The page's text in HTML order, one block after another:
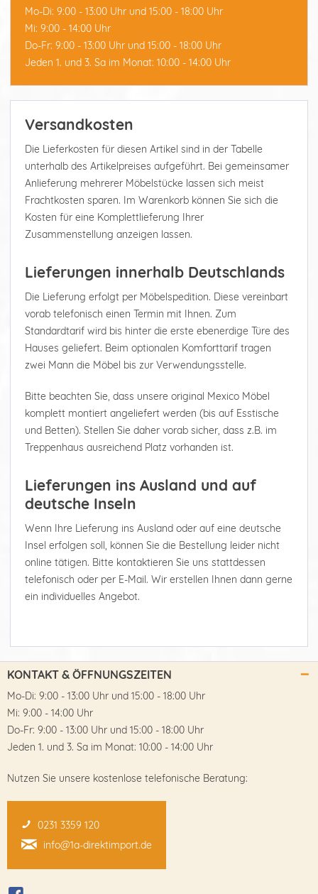
Mo-Di: 9:00 - 13:00 Uhr und 15:00 - 18:00 Uhr
Mi: 9:00 - 14:00 Uhr
Do-Fr: 9:00 - 13:00 Uhr und 15:00 - 18:00 Uhr
Jeden 1. und 3. Sa im Monat: 10:00 - 14:00 Uhr
Versandkosten
Die Lieferkosten für diesen Artikel sind in der Tabelle
unterhalb des Artikelpreises aufgeführt. Bei gemeinsamer
Anlieferung mehrerer Möbelstücke lassen sich meist
Frachtkosten sparen. Im Warenkorb können Sie sich die
Kosten für eine Komplettlieferung Ihrer
Zusammenstellung anzeigen lassen.
Lieferungen innerhalb Deutschlands
Die Lieferung erfolgt per Möbelspedition. Diese vereinbart
vorab telefonisch einen Termin mit Ihnen. Zum
Standardtarif wird bis hinter die erste ebenerdige Türe des
Hauses geliefert. Beim optionalen Komforttarif tragen
zwei Mann die Möbel bis zur Verwendungsstelle.
Bitte beachten Sie, dass unsere original Mexico Möbel
komplett montiert angeliefert werden (bis auf Esstische
und Betten). Stellen Sie daher vorab sicher, dass z.B. im
Treppenhaus ausreichend Platz vorhanden ist.
Lieferungen ins Ausland und auf
deutsche Inseln
Wenn Ihre Lieferung ins Ausland oder auf eine deutsche
Insel erfolgen soll, können Sie die Bestellung leider nicht
online tätigen. Bitte kontaktieren Sie uns stattdessen
telefonisch oder per E-Mail. Wir erstellen Ihnen dann gerne
ein individuelles Angebot.
KONTAKT & ÖFFNUNGSZEITEN
Mo-Di: 9:00 - 13:00 Uhr und 15:00 - 18:00 Uhr
Mi: 9:00 - 14:00 Uhr
Do-Fr: 9:00 - 13:00 Uhr und 15:00 - 18:00 Uhr
Jeden 1. und 3. Sa im Monat: 10:00 - 14:00 Uhr
Nutzen Sie unsere kostenlose telefonische Beratung:
0231 3359 120
info@1a-direktimport.de